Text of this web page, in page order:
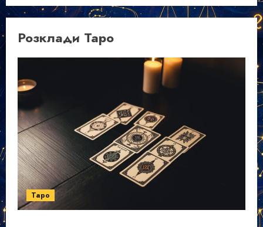
Розклади Таро
Таро